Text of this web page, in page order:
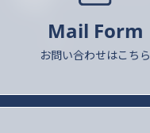
Mail Form
お問い合わせはこちら